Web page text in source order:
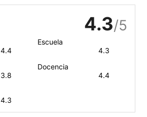
4.3/5
4.4
Escuela
4.3
3.8
Docencia
4.4
4.3